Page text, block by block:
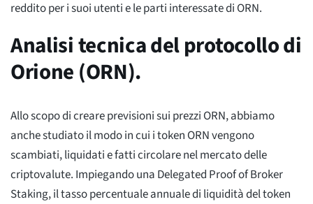
reddito per i suoi utenti e le parti interessate di ORN.
Analisi tecnica del protocollo di
Orione (ORN).
Allo scopo di creare previsioni sui prezzi ORN, abbiamo
anche studiato il modo in cui i token ORN vengono
scambiati, liquidati e fatti circolare nel mercato delle
criptovalute. Impiegando una Delegated Proof of Broker
Staking, il tasso percentuale annuale di liquidità del token